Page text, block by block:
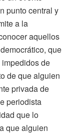
punto central y
a la
aquellos
que
de
de que alguien
privada de
periodista
que lo
que alguien